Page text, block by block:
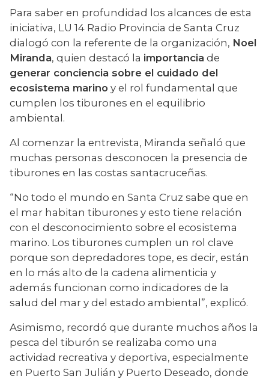
Para saber en profundidad los alcances de esta
iniciativa, LU 14 Radio Provincia de Santa Cruz
dialogó con la referente de la organización, Noel
Miranda, quien destacó la importancia
generar conciencia sobre el cuidado del
ecosistema marino y el rol fundamental que
cumplen los tiburones en el equilibrio
ambiental.
Al comenzar la entrevista, Miranda señaló que
muchas personas desconocen la presencia de
tiburones en las costas santacruceñas.
“No todo el mundo en Santa Cruz sabe que en
el mar habitan tiburones y esto tiene relación
con el desconocimiento sobre el ecosistema
marino. Los tiburones cumplen un rol clave
porque son depredadores tope, es decir, están
en lo más alto de la cadena alimenticia y
además funcionan como indicadores de la
salud del mar y del estado ambiental”, explicó.
Asimismo, recordó que durante muchos años la
pesca del tiburón se realizaba como una
actividad recreativa y deportiva, especialmente
en Puerto San Julián y Puerto Deseado, donde